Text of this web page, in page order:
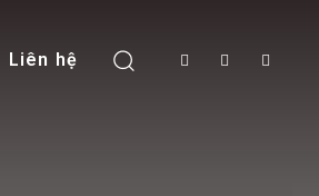
Liên hệ